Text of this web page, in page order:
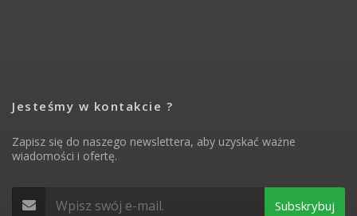
Jesteśmy w kontakcie ?
Zapisz się do naszego newslettera, aby uzyskać ważne
wiadomości i ofertę.
Subskrybuj